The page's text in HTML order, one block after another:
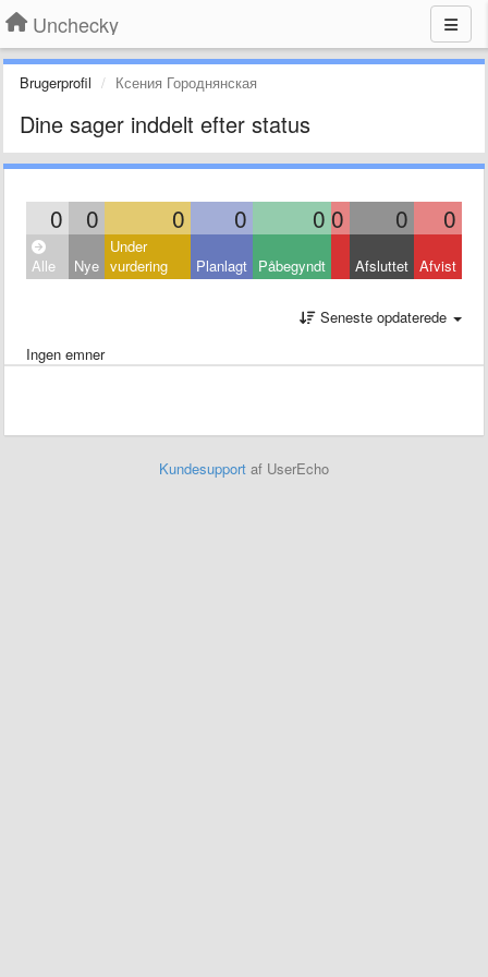
Unchecky
Brugerprofil Ксения Городнянская
Dine sager inddelt efter status
0 0 0 0 0 0 0 0
Alle Nye
Under
vurdering
Planlagt Påbegyndt Afsluttet Afvist
Seneste opdaterede
Ingen emner
Kundesupport af UserEcho